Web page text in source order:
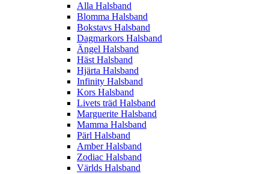
Alla Halsband
Blomma Halsband
Bokstavs Halsband
Dagmarkors Halsband
Ängel Halsband
Häst Halsband
Hjärta Halsband
Infinity Halsband
Kors Halsband
Livets träd Halsband
Marguerite Halsband
Mamma Halsband
Pärl Halsband
Amber Halsband
Zodiac Halsband
Världs Halsband